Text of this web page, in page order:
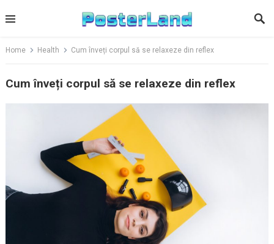
to
Home Health Cum înveți corpul să se relaxeze din reflex
Cum înveți corpul să se relaxeze din reflex